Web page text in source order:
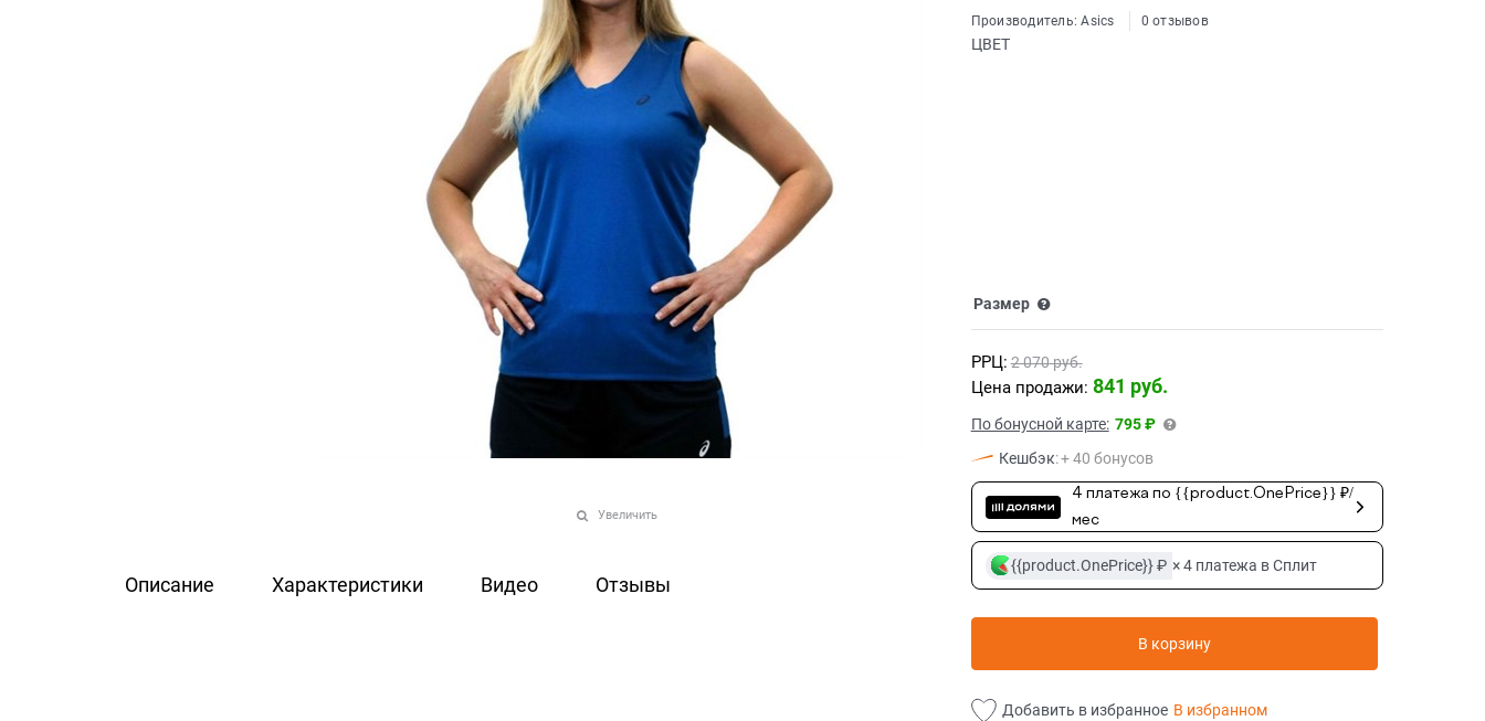
Увеличить
Описание Характеристики Видео Отзывы
Производитель:Asics 0 отзывов
ЦВЕТ
Размер
РРЦ: 2 070 руб.
Цена продажи: 841 руб.
По бонусной карте: 795 ₽
Кешбэк:+ 40 бонусов
4 платежа по {{product.OnePrice}} ₽/
мес
{{product.OnePrice}} ₽ × 4 платежа в Сплит
В корзину
Добавить в избранное В избранном